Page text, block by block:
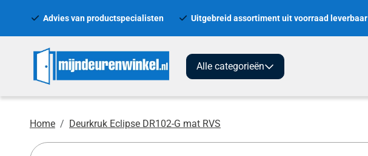
Advies van productspecialisten Uitgebreid assortiment uit voorraad leverbaar
Alle categorieën
Home Deurkruk Eclipse DR102-G mat RVS